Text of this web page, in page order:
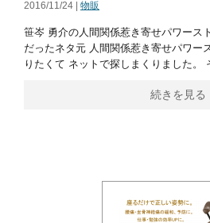
2016/11/24 | 物販
笹岑 勇介の人間関係惹き寄せパワー
だったネタ元 人間関係惹き寄せパワー
りたくて ネットで探しまくりました。
続きを見る